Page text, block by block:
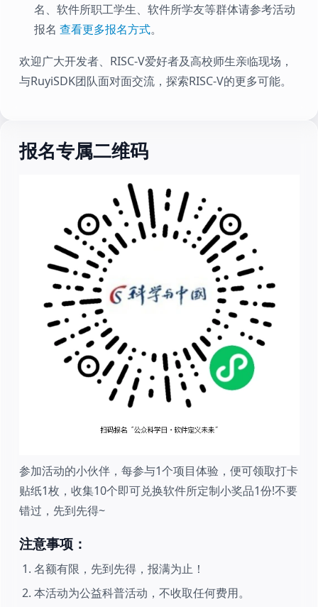
名、软件所职工学生、软件所学友等群体请参考活动
报名 查看更多报名方式。
欢迎广大开发者、RISC-V爱好者及高校师生亲临现场，
与RuyiSDK团队面对面交流，探索RISC-V的更多可能。
报名专属二维码
参加活动的小伙伴，每参与1个项目体验，便可领取打卡
贴纸1枚，收集10个即可兑换软件所定制小奖品1份!不要
错过，先到先得~
注意事项：
名额有限，先到先得，报满为止！
本活动为公益科普活动，不收取任何费用。